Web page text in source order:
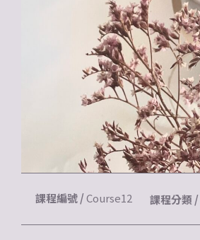
課程編號 /Course12 課程分類 /